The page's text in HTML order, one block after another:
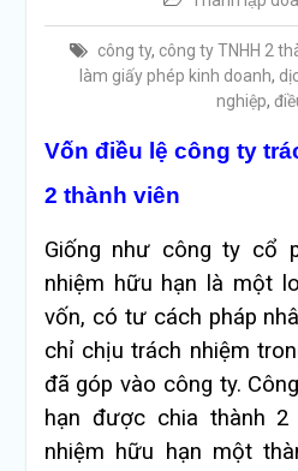
công ty, công ty TNHH 2
làm giấy phép kinh doanh,
nghiệp,
Vốn điều lệ công ty
2 thành viên
Giống như công ty cổ
nhiệm hữu hạn là một
vốn, có tư cách pháp
chỉ chịu trách nhiệm
đã góp vào công ty.
hạn được chia thành
nhiệm hữu hạn một